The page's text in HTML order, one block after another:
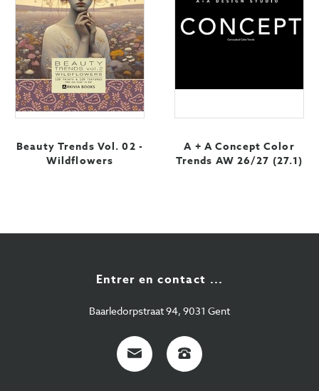
Beauty Trends Vol. 02 -
Wildflowers
A + A Concept Color
Trends AW 26/27 (27.1)
Entrer en contact ...
Baarledorpstraat 94, 9031 Gent
E-
Mail
+32
9